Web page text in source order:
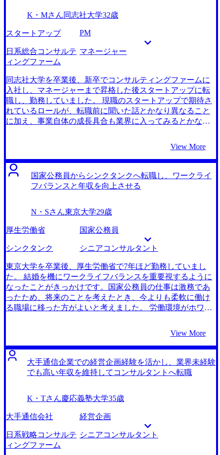
までの経歴が評価され、マネージャーランクの1つ下のポジ
さんが私の経歴を最大限アピールできるように徹底的に面
接対策をしてくれたおかげだと思っています。 ロジカルシ
ンキングには自信があったので、最初ケース面接対策は受
けないつもりだったのですが、最初から素直に受けるべき
でした。 意外と落とし穴があるのでやるべきだと藤田さん
に言われて一度やってみたところ予想以上に、自分の詰め
の甘さを痛感しました。結果として十分なケース面接対策
を受け、本番までに準備できましたが、藤田さんの言うこ
とを聞かずそのまま面接に臨んでいたらと思うと恐ろしい
そうなので、戦略レベルでインサイトを出せるような人材
になりたいです。マーケティングの出来次第で、クライア
ントの業績に大きな影響が出るので、責任感を持って働き
たいと思います。 中長期的には、事業会社に戻って経営企
画をやりたいと思っているので、確実に実績を残せるよう
た。 藤田さんは、私の第一志望のファームについて、面接
でどのタイミングで、どのようなことを聞かれるといった
詳細な内容についても教えてくれたので、本当にファーム
の選考情報に詳しいんだなと全幅の信頼を置くことができ
ました。 ケース面接以外にも、ビヘイビア面接で聞かれる
圧倒的に面接対策が充実しているMyVisionさんにお任せし
たいと思いました。 期待していたケース面接対策でした
が、毎回のフィードバックが本当に勉強になるものばかり
でした。ケース面接で減点されそうな表現や言い回しがあ
れば、すぐにフィードバックをいただけたので、即座に改
が、どのように伝えるべきかという伝え方の部分や、自信
を持って話すという根本的な部分もアドバイスをいただ
き、内定を取れる水準まで一気に成長できました。 コツコ
ツとケース面接対策に取り組めたことです。 能動的にアド
バイスを聞くだけでなく、自分で本を買って勉強もして、
さんの面接対策を存分に活用できました。 面接当日、「実
張ってください」と藤田さんに言ってもらえたように、私
のメンタルにも寄り添った感情面のサポートもしてくださ
ったのもよかったです。 現職残留で少し悩んだ期間があ
り、転職活動期間が長引いてしまいました。もっとしっか
りと決断してから行動した方がスムーズに動けたと思って
います。 転職前は年収650万円、転職後は年収800万円にな
りました。 前職で培った技術的な素養を生かして、クライ
アントの課題解決につなげたいです。 事業会社のエンジニ
きながら自分の色を出せるように頑張りたいです。
K・Mさん同志社大学32歳
スタートアップ PM
日系総合コンサルテ
ィングファーム
マネージャー
同志社大学を卒業後、新卒でコンサルティングファームに
入社し、マネージャーまで昇格した後スタートアップに転
職し、勤務していました。 現職のスタートアップで期待さ
れているロールが、転職前に聞いた話とかなり異なること
に加え、事業自体の成長具合も業界に入ってみるとかなり
がいを感じていたことに加え、所帯を持つ身としては年収
が高いことは重要な要素であったので、コンサルティング
ファームへ戻ろうと考えました。 3社です。 MyVisionさん
はコンサルタント経験者の転職にも強いと伺ったので、一
たが、MyVisionさんは各社の人事とのパイプがとても太
く、非公開の求人も多数紹介してもらえたので、お任せし
ようと思いました。 コンサルティングファームとのパイプ
がかなり太いという印象でした。 それに加え、レスポンス
のスピードが早く、エージェントの方も理路整然と話すの
で、とてもスムーズでテンポ良くコミュニケーションがで
きました。 藤田さんは外資系コンサルティングファーム出
身ということもあり、転職先を相談するにあたり、かなり
専門的で深い話ができたこともよかったです。 かなり好条
件なポジションを紹介してもらえたことです。 面接の際、
ができました。 特にありません。 転職前は年収1000万円、
転職後は年収1500万円になりました。 一度コンサルティン
グファームから離れたからこそ、コンサルティングファー
ムが自分に合っていると再認識できたので、この業界でも
っと上を目指したいです。昇進が早いファームなので、執
View More
国家公務員からシンクタンクへ転職し、ワークライ
フバランスと年収を向上させる
N・Sさん東京大学29歳
厚生労働省 国家公務員
シンクタンク シニアコンサルタント
東京大学を卒業後、厚生労働省で7年ほど勤務していまし
た。 結婚を機にワークライフバランスを重要視するように
なったことがきっかけです。国家公務員の仕事は激務であ
ったため、将来のことを考えたとき、今よりも柔軟に働け
る職場に移った方がよいと考えました。 労働環境がホワイ
その中で政府系案件のシンクタンクに転職していた同期の
話を聞いて、シンクタンクの業務が自分のニーズに合って
いると感じたことがきっかけです。 ３社です。 国家公務員
からの転職という、私のようなケースでの実績が非常に豊
知らなかった優良なシンクタンクを紹介してもらえまし
た。自分一人や、他のエージェントさんからでは見つけら
れなかったかもしれない魅力的な転職先を見つけられたこ
とはとてもよかったです。 国家公務員の激務の合間を縫っ
て行った、かなりハードな転職活動でしたが、藤田さんが
View More
大手通信企業での経営企画経験を活かし、業界未経験
でも高い年収を維持してコンサルタントへ転職
K・Tさん慶応義塾大学35歳
大手通信会社 経営企画
日系戦略コンサルテ
ィングファーム
シニアコンサルタント